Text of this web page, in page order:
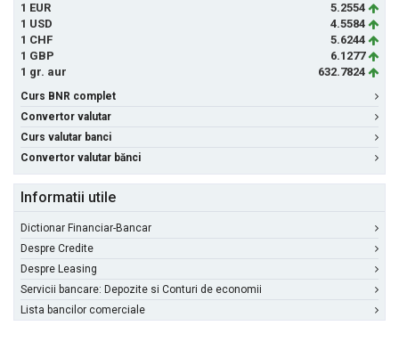
1 EUR
5.2554
1 USD
4.5584
1 CHF
5.6244
1 GBP
6.1277
1 gr. aur
632.7824
Curs BNR complet
Convertor valutar
Curs valutar banci
Convertor valutar bănci
Informatii utile
Dictionar Financiar-Bancar
Despre Credite
Despre Leasing
Servicii bancare: Depozite si Conturi de economii
Lista bancilor comerciale